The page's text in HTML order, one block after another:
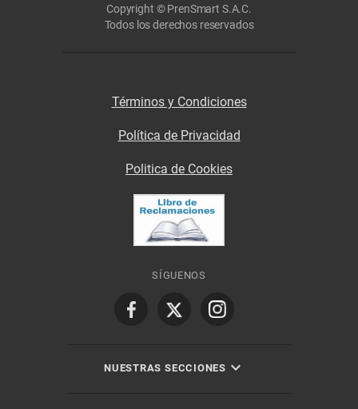
Copyright © PrenSmart S.A.C.
Todos los derechos reservados
Términos y Condiciones
Política de Privacidad
Politica de Cookies
SÍGUENOS
NUESTRAS SECCIONES